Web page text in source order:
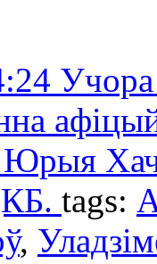
Учора
Юрыя
tags:
,